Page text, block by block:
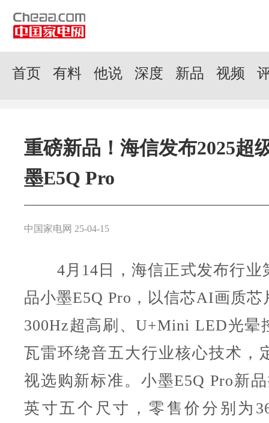
首页 有料 他说 深度 新品 视频
重磅新品！海信发布2025超
墨E5Q Pro
中国家电网 25-04-15
4月14日，海信正式发布行业
品小墨E5Q Pro，以信芯AI画质芯
300Hz超高刷、U+Mini LED光晕
瓦雷环绕音五大行业核心技术，
视选购新标准。小墨E5Q Pro新
英寸五个尺寸，零售价分别为